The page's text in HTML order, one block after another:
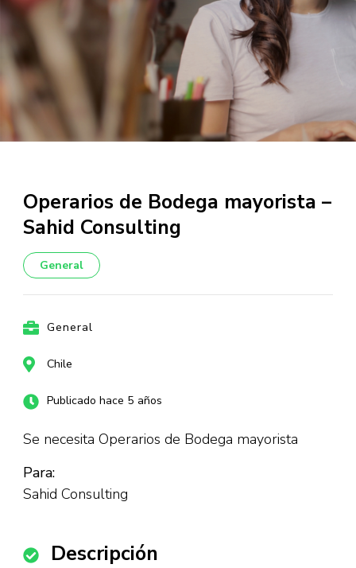
Operarios de Bodega mayorista –
Sahid Consulting
General
General
Chile
Publicado hace 5 años
Se necesita Operarios de Bodega mayorista
Para:
Sahid Consulting
Descripción